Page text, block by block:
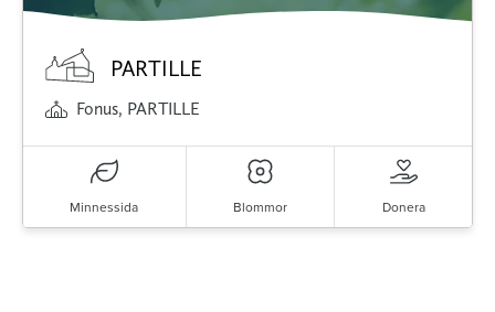
PARTILLE
Fonus, PARTILLE
Minnessida Blommor Donera